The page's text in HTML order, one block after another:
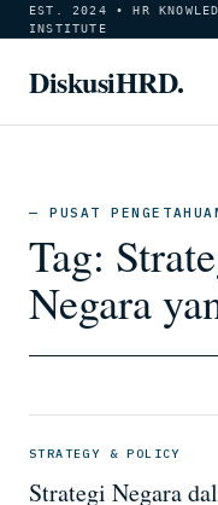
EST. 2024 • HR
INSTITUTE
DiskusiHRD.
— PUSAT
Tag:
Negara
STRATEGY & POLICY
Strategi Negara